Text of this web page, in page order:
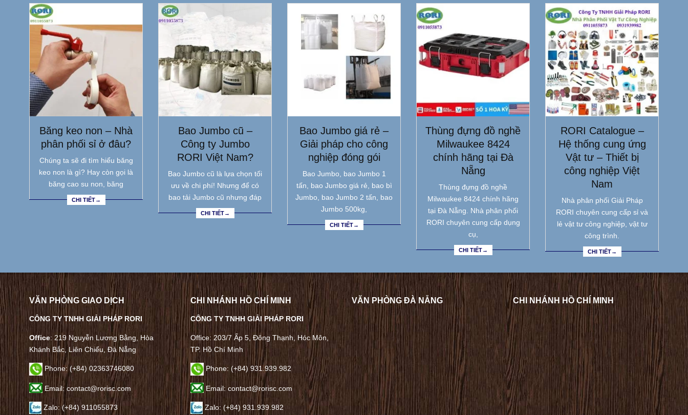
Băng keo non – Nhà
phân phối sỉ ở đâu?
Chúng ta sẽ đi tìm hiểu băng
keo non là gì? Hay còn gọi là
băng cao su non, băng
CHI TIẾT→
Bao Jumbo cũ –
Công ty Jumbo
RORI Việt Nam?
Bao Jumbo cũ là lựa chọn tối
ưu về chi phí! Nhưng để có
bao tải Jumbo cũ nhưng đáp
CHI TIẾT→
Bao Jumbo giá rẻ –
Giải pháp cho công
nghiệp đóng gói
Bao Jumbo, bao Jumbo 1
tấn, bao Jumbo giá rẻ, bao bì
Jumbo, bao Jumbo 2 tấn, bao
Jumbo 500kg,
CHI TIẾT→
Thùng đựng đồ nghề
Milwaukee 8424
chính hãng tại Đà
Nẵng
Thùng đựng đồ nghề
Milwaukee 8424 chính hãng
tại Đà Nẵng. Nhà phân phối
RORI chuyên cung cấp dụng
cụ,
CHI TIẾT→
RORI Catalogue –
Hệ thống cung ứng
Vật tư – Thiết bị
công nghiệp Việt
Nam
Nhà phân phối Giải Pháp
RORI chuyên cung cấp sỉ và
lẻ vật tư công nghiệp, vật tư
công trình.
CHI TIẾT→
VĂN PHÒNG GIAO DỊCH
CÔNG TY TNHH GIẢI PHÁP RORI
Office: 219 Nguyễn Lương Bằng, Hòa
Khánh Bắc, Liên Chiểu, Đà Nẵng
Phone: (+84) 02363746080
Email: contact@rorisc.com
Zalo: (+84) 911055873
CHI NHÁNH HỒ CHÍ MINH
CÔNG TY TNHH GIẢI PHÁP RORI
Office: 203/7 Ấp 5, Đông Thạnh, Hóc Môn,
TP. Hồ Chí Minh
Phone: (+84) 931.939.982
Email: contact@rorisc.com
Zalo: (+84) 931.939.982
VĂN PHÒNG ĐÀ NẴNG CHI NHÁNH HỒ CHÍ MINH